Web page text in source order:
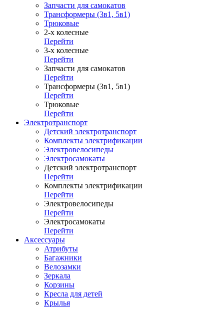
Запчасти для самокатов
Трансформеры (3в1, 5в1)
Трюковые
2-х колесные
Перейти
3-х колесные
Перейти
Запчасти для самокатов
Перейти
Трансформеры (3в1, 5в1)
Перейти
Трюковые
Перейти
Электротранспорт
Детский электротранспорт
Комплекты электрификации
Электровелосипеды
Электросамокаты
Детский электротранспорт
Перейти
Комплекты электрификации
Перейти
Электровелосипеды
Перейти
Электросамокаты
Перейти
Аксессуары
Атрибуты
Багажники
Велозамки
Зеркала
Корзины
Кресла для детей
Крылья